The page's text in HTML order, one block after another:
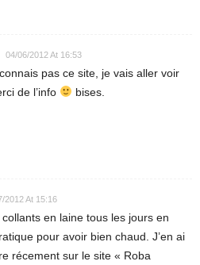
04/06/2012 At 16:53
pas ce site, je vais aller voir
de l’info
bises.
2012 At 15:16
en laine tous les jours en
pour avoir bien chaud. J’en ai
récement sur le site « Roba